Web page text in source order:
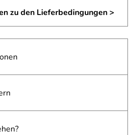
zu den Lieferbedingungen >